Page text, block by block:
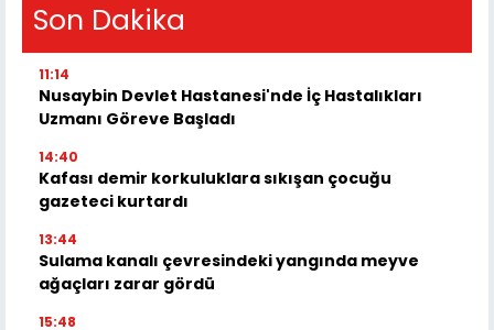
Son Dakika
11:14
Nusaybin Devlet Hastanesi'nde İç Hastalıkları
Uzmanı Göreve Başladı
14:40
Kafası demir korkuluklara sıkışan çocuğu
gazeteci kurtardı
13:44
Sulama kanalı çevresindeki yangında meyve
ağaçları zarar gördü
15:48